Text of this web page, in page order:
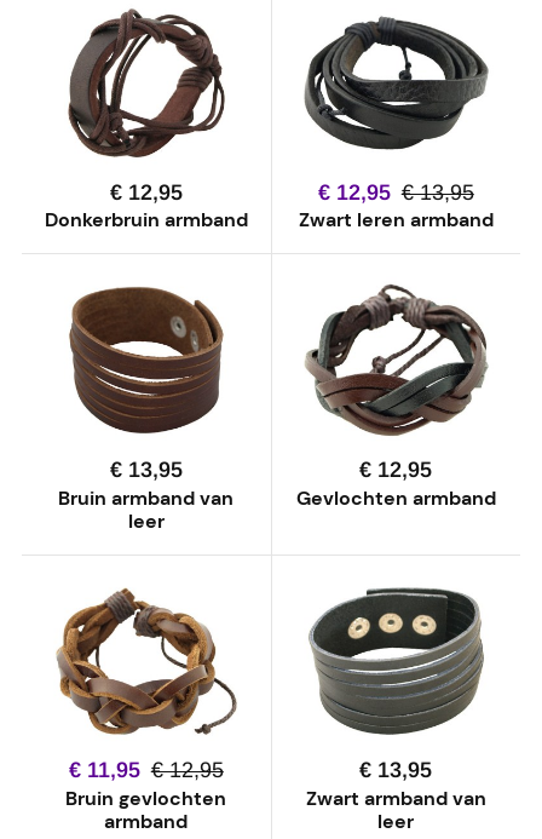
Donkerbruin armband
€ 12,95
Zwart leren armband
€ 12,95 € 13,95
Bruin armband van
leer
€ 13,95
Gevlochten armband
€ 12,95
Bruin gevlochten
armband
€ 11,95 € 12,95
Zwart armband van
leer
€ 13,95